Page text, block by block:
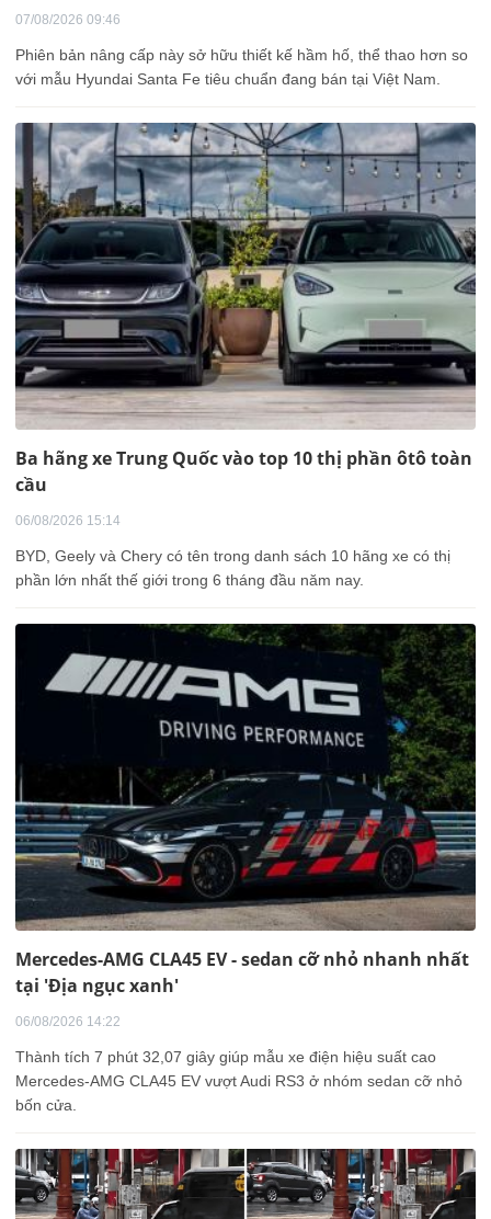
07/08/2026 09:46
Phiên bản nâng cấp này sở hữu thiết kế hầm hố, thể thao hơn so
với mẫu Hyundai Santa Fe tiêu chuẩn đang bán tại Việt Nam.
Ba hãng xe Trung Quốc vào top 10 thị phần ôtô toàn
cầu
06/08/2026 15:14
BYD, Geely và Chery có tên trong danh sách 10 hãng xe có thị
phần lớn nhất thế giới trong 6 tháng đầu năm nay.
Mercedes-AMG CLA45 EV - sedan cỡ nhỏ nhanh nhất
tại 'Địa ngục xanh'
06/08/2026 14:22
Thành tích 7 phút 32,07 giây giúp mẫu xe điện hiệu suất cao
Mercedes-AMG CLA45 EV vượt Audi RS3 ở nhóm sedan cỡ nhỏ
bốn cửa.